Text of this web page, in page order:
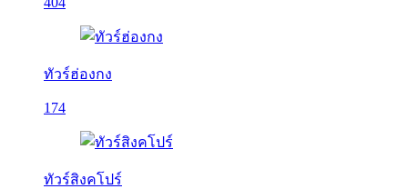
ทัวร์ฮ่องกง
174
ทัวร์สิงคโปร์